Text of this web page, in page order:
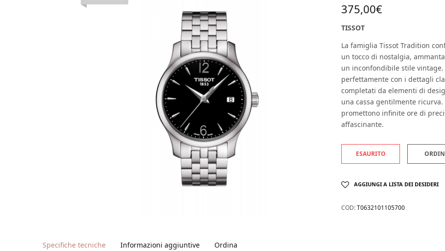
375,00€
TISSOT
La famiglia Tissot Tradition
un tocco di nostalgia,
un inconfondibile stile
perfettamente con i dettagli
completati da elementi di
una cassa gentilmente
promettono infinite ore di
affascinante.
ESAURITO
AGGIUNGI A LISTA DEI DESIDERI
COD:T0632101105700
Specifiche tecniche Informazioni aggiuntive Ordina